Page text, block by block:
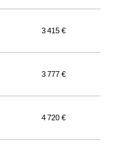
3 415 €
3 777 €
4 720 €